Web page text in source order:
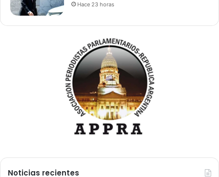
Hace 23 horas
Noticias recientes